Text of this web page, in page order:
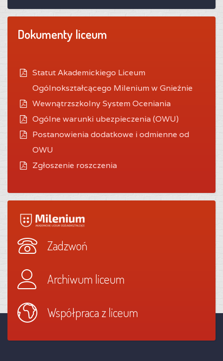
Dokumenty liceum
Statut Akademickiego Liceum
Ogólnokształcącego Milenium w Gnieźnie
Wewnątrzszkolny System Oceniania
Ogólne warunki ubezpieczenia (OWU)
Postanowienia dodatkowe i odmienne od
OWU
Zgłoszenie roszczenia
Zadzwoń
Archiwum liceum
Współpraca z liceum